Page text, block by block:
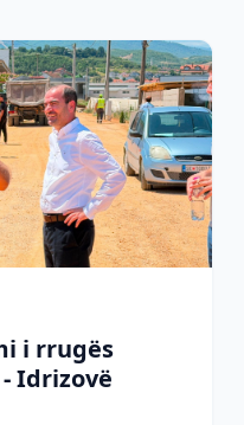
i rrugës
Idrizovë